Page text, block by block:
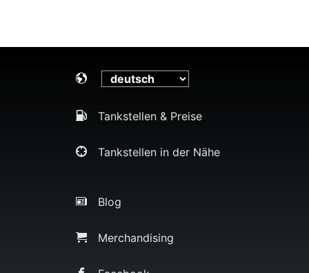
Tankstellen & Preise
Tankstellen in der Nähe
Blog
Merchandising